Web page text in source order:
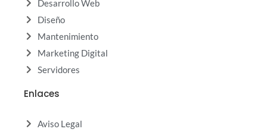
Desarrollo Web
Diseño
Mantenimiento
Marketing Digital
Servidores
Enlaces
Aviso Legal